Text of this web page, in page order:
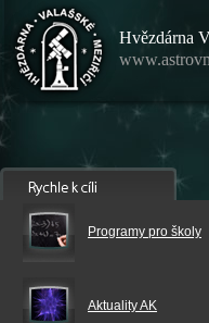
Hvězdárna
Programy pro školy
Aktuality AK